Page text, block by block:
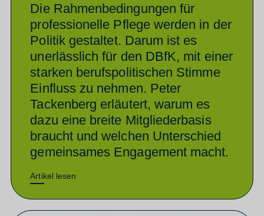
Die Rahmenbedingungen für
professionelle Pflege werden in der
Politik gestaltet. Darum ist es
unerlässlich für den DBfK, mit einer
starken berufspolitischen Stimme
Einfluss zu nehmen. Peter
Tackenberg erläutert, warum es
dazu eine breite Mitgliederbasis
braucht und welchen Unterschied
gemeinsames Engagement macht.
Artikel lesen